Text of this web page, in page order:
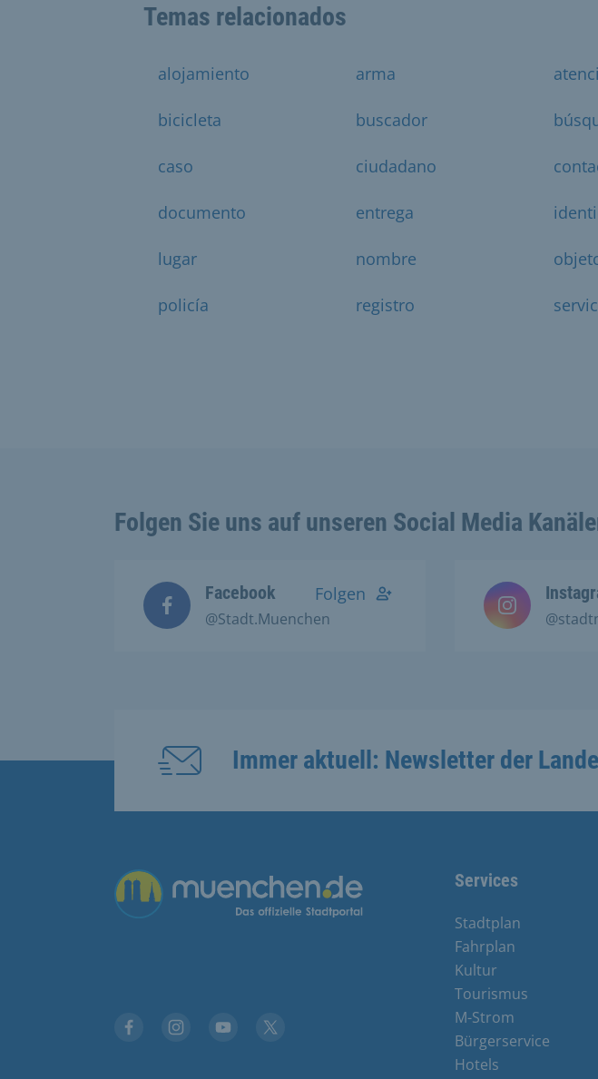
Temas relacionados
alojamiento arma
bicicleta buscador
caso ciudadano
documento entrega
lugar nombre
policía registro
Folgen Sie uns auf unseren Social Media
Facebook
@Stadt.Muenchen
Folgen
Immer aktuell: Newsletter der
Übergreifende Links Services
Stadtplan
Fahrplan
Kultur
Tourismus
M-Strom
Bürgerservice
Hotels